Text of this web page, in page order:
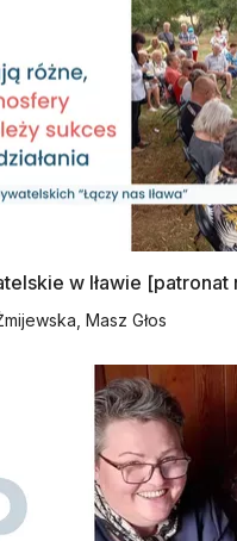
w Iławie [patronat
Masz Głos